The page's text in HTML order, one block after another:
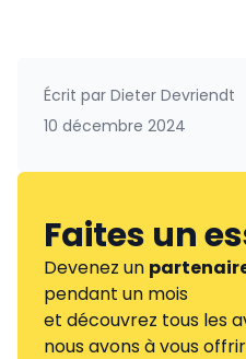
Écrit par Dieter Devriendt
10 décembre 2024
Faites un
Devenez un
pendant un mois
et découvrez tous les
nous avons à vous